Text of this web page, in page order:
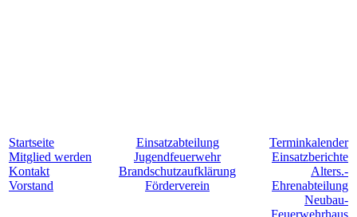
Startseite
Mitglied werden
Kontakt
Vorstand
Einsatzabteilung
Jugendfeuerwehr
Brandschutzaufklärung
Förderverein
Terminkalender
Einsatzberichte
Alters.-
Ehrenabteilung
Neubau-
Feuerwehrhaus